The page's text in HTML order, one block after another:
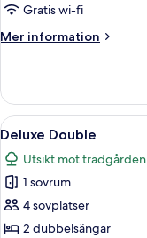
Gratis wi-fi
Mer information
Mer
Öppna
alla
foton
för
Deluxe
Double
3
Deluxe Double
Utsikt mot trädgården
1 sovrum
4 sovplatser
2 dubbelsängar